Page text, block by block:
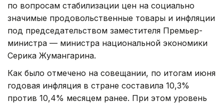
по вопросам стабилизации цен на социально
значимые продовольственные товары и инфляции
под председательством заместителя Премьер-
министра — министра национальной экономики
Серика Жумангарина.
Как было отмечено на совещании, по итогам июня
годовая инфляция в стране составила 10,3%
против 10,4% месяцем ранее. При этом уровень